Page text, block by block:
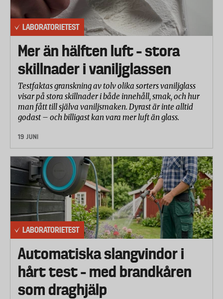
LABORATORIETEST
Mer än hälften luft – stora
skillnader i vaniljglassen
Testfaktas granskning av tolv olika sorters vaniljglass
visar på stora skillnader i både innehåll, smak, och hur
man fått till själva vaniljsmaken. Dyrast är inte alltid
godast – och billigast kan vara mer luft än glass.
19 JUNI
LABORATORIETEST
Automatiska slangvindor i
hårt test – med brandkåren
som draghjälp